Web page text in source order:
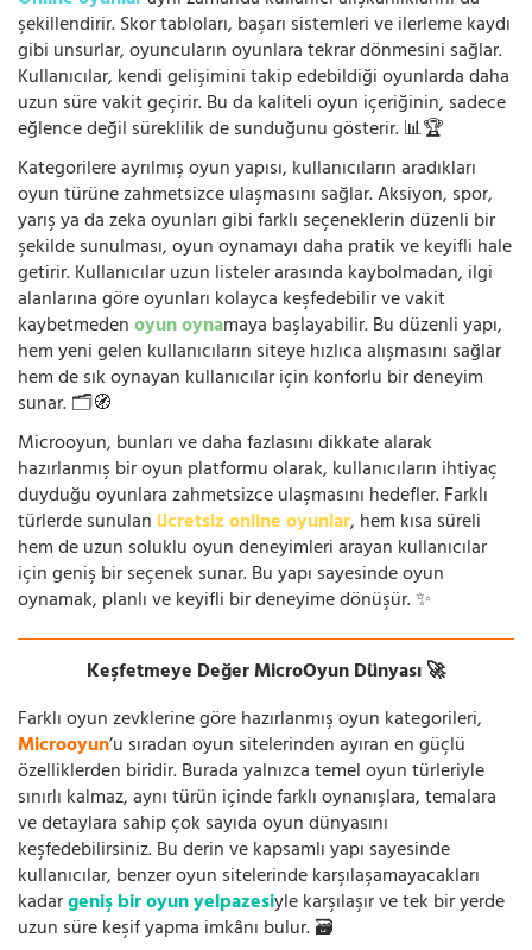
şekillendirir. Skor tabloları, başarı sistemleri ve ilerleme kaydı
gibi unsurlar, oyuncuların oyunlara tekrar dönmesini sağlar.
Kullanıcılar, kendi gelişimini takip edebildiği oyunlarda daha
uzun süre vakit geçirir. Bu da kaliteli oyun içeriğinin, sadece
eğlence değil süreklilik de sunduğunu gösterir. 📊🏆
Kategorilere ayrılmış oyun yapısı, kullanıcıların aradıkları
oyun türüne zahmetsizce ulaşmasını sağlar. Aksiyon, spor,
yarış ya da zeka oyunları gibi farklı seçeneklerin düzenli bir
şekilde sunulması, oyun oynamayı daha pratik ve keyifli hale
getirir. Kullanıcılar uzun listeler arasında kaybolmadan, ilgi
alanlarına göre oyunları kolayca keşfedebilir ve vakit
kaybetmedenoyun oynamaya başlayabilir. Bu düzenli yapı,
hem yeni gelen kullanıcıların siteye hızlıca alışmasını sağlar
hem de sık oynayan kullanıcılar için konforlu bir deneyim
sunar. 🗂️🧭
Microoyun, bunları ve daha fazlasını dikkate alarak
hazırlanmış bir oyun platformu olarak, kullanıcıların ihtiyaç
duyduğu oyunlara zahmetsizce ulaşmasını hedefler. Farklı
türlerde sunulan ücretsiz online oyunlar, hem kısa süreli
hem de uzun soluklu oyun deneyimleri arayan kullanıcılar
için geniş bir seçenek sunar. Bu yapı sayesinde oyun
oynamak, planlı ve keyifli bir deneyime dönüşür. ✨
Keşfetmeye Değer MicroOyun Dünyası 🚀
Farklı oyun zevklerine göre hazırlanmış oyun kategorileri,
Microoyun’u sıradan oyun sitelerinden ayıran en güçlü
özelliklerden biridir. Burada yalnızca temel oyun türleriyle
sınırlı kalmaz, aynı türün içinde farklı oynanışlara, temalara
ve detaylara sahip çok sayıda oyun dünyasını
keşfedebilirsiniz. Bu derin ve kapsamlı yapı sayesinde
kullanıcılar, benzer oyun sitelerinde karşılaşamayacakları
kadargeniş bir oyun yelpazesiyle karşılaşır ve tek bir yerde
uzun süre keşif yapma imkânı bulur. 🗃️